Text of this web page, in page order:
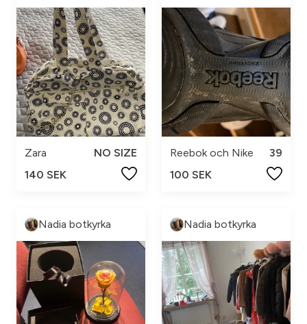
Zara
NO SIZE
140 SEK
Reebok och Nike
39
100 SEK
Nadia botkyrka Nadia botkyrka